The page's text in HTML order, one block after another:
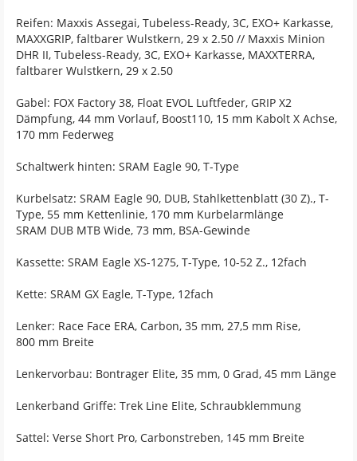
Reifen: Maxxis Assegai, Tubeless-Ready, 3C, EXO+ Karkasse,
MAXXGRIP, faltbarer Wulstkern, 29 x 2.50 // Maxxis Minion
DHR II, Tubeless-Ready, 3C, EXO+ Karkasse, MAXXTERRA,
faltbarer Wulstkern, 29 x 2.50
Gabel: FOX Factory 38, Float EVOL Luftfeder, GRIP X2
Dämpfung, 44 mm Vorlauf, Boost110, 15 mm Kabolt X Achse,
170 mm Federweg
Schaltwerk hinten: SRAM Eagle 90, T-Type
Kurbelsatz: SRAM Eagle 90, DUB, Stahlkettenblatt (30 Z)., T-
Type, 55 mm Kettenlinie, 170 mm Kurbelarmlänge
SRAM DUB MTB Wide, 73 mm, BSA-Gewinde
Kassette: SRAM Eagle XS-1275, T-Type, 10-52 Z., 12fach
Kette: SRAM GX Eagle, T-Type, 12fach
Lenker: Race Face ERA, Carbon, 35 mm, 27,5 mm Rise,
800 mm Breite
Lenkervorbau: Bontrager Elite, 35 mm, 0 Grad, 45 mm Länge
Lenkerband Griffe: Trek Line Elite, Schraubklemmung
Sattel: Verse Short Pro, Carbonstreben, 145 mm Breite